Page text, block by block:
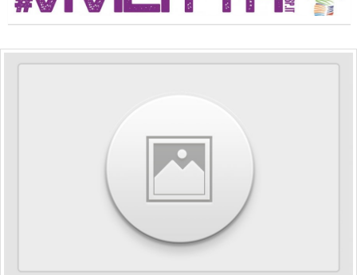
Ddl Lobby, Uisp: “Il Parlamento valorizzi le nostre specificità"